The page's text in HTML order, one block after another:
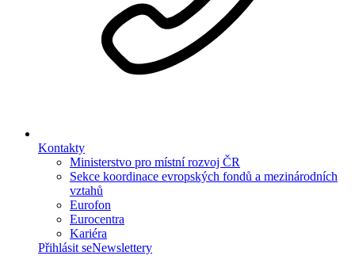
Kontakty
Ministerstvo pro místní rozvoj ČR
Sekce koordinace evropských fondů a mezinárodních
vztahů
Eurofon
Eurocentra
Kariéra
Přihlásit seNewslettery